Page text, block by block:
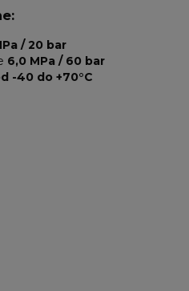
/ 20 bar
6,0 MPa / 60 bar
-40 do +70°C